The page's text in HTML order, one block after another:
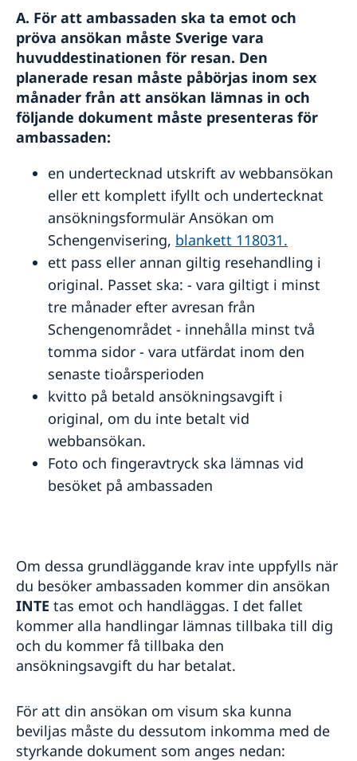
A. För att ambassaden ska ta emot och
pröva ansökan måste Sverige vara
huvuddestinationen för resan. Den
planerade resan måste påbörjas inom sex
månader från att ansökan lämnas in och
följande dokument måste presenteras för
ambassaden:
en undertecknad utskrift av webbansökan
eller ett komplett ifyllt och undertecknat
ansökningsformulär Ansökan om
Schengenvisering, blankett 118031.
ett pass eller annan giltig resehandling i
original. Passet ska: - vara giltigt i minst
tre månader efter avresan från
Schengenområdet - innehålla minst två
tomma sidor - vara utfärdat inom den
senaste tioårsperioden
kvitto på betald ansökningsavgift i
original, om du inte betalt vid
webbansökan.
Foto och fingeravtryck ska lämnas vid
besöket på ambassaden
Om dessa grundläggande krav inte uppfylls när
du besöker ambassaden kommer din ansökan
INTE tas emot och handläggas. I det fallet
kommer alla handlingar lämnas tillbaka till dig
och du kommer få tillbaka den
ansökningsavgift du har betalat.
För att din ansökan om visum ska kunna
beviljas måste du dessutom inkomma med de
styrkande dokument som anges nedan: